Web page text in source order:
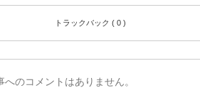
トラックバック ( 0 )
へのコメントはありません。